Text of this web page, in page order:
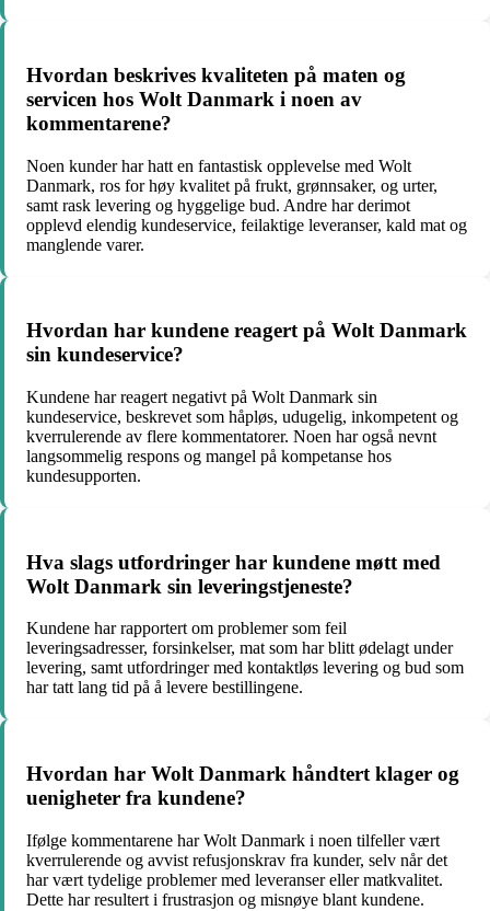
Hvordan beskrives kvaliteten på maten og
servicen hos Wolt Danmark i noen av
kommentarene?
Noen kunder har hatt en fantastisk opplevelse med Wolt
Danmark, ros for høy kvalitet på frukt, grønnsaker, og urter,
samt rask levering og hyggelige bud. Andre har derimot
opplevd elendig kundeservice, feilaktige leveranser, kald mat og
manglende varer.
Hvordan har kundene reagert på Wolt Danmark
sin kundeservice?
Kundene har reagert negativt på Wolt Danmark sin
kundeservice, beskrevet som håpløs, udugelig, inkompetent og
kverrulerende av flere kommentatorer. Noen har også nevnt
langsommelig respons og mangel på kompetanse hos
kundesupporten.
Hva slags utfordringer har kundene møtt med
Wolt Danmark sin leveringstjeneste?
Kundene har rapportert om problemer som feil
leveringsadresser, forsinkelser, mat som har blitt ødelagt under
levering, samt utfordringer med kontaktløs levering og bud som
har tatt lang tid på å levere bestillingene.
Hvordan har Wolt Danmark håndtert klager og
uenigheter fra kundene?
Ifølge kommentarene har Wolt Danmark i noen tilfeller vært
kverrulerende og avvist refusjonskrav fra kunder, selv når det
har vært tydelige problemer med leveranser eller matkvalitet.
Dette har resultert i frustrasjon og misnøye blant kundene.